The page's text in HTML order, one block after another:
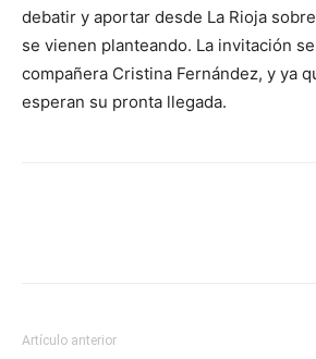
debatir y aportar desde La Rioja
se vienen planteando. La invitación
compañera Cristina Fernández, y ya
esperan su pronta llegada.
Artículo anterior